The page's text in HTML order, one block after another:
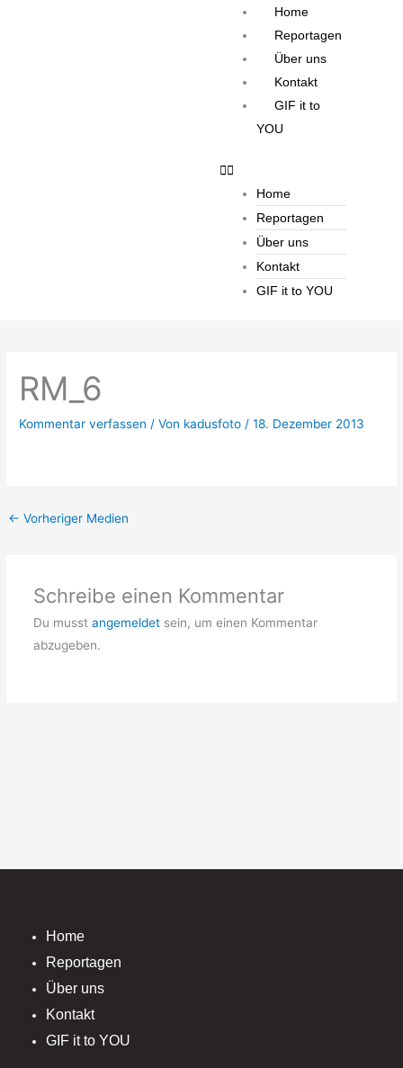
Home
Reportagen
Über uns
Kontakt
GIF it to
YOU
Home
Reportagen
Über uns
Kontakt
GIF it to YOU
RM_6
Kommentar verfassen / Von kadusfoto /18. Dezember 2013
← Vorheriger Medien
Schreibe einen Kommentar
Du musst angemeldetsein, um einen Kommentar
abzugeben.
Home
Reportagen
Über uns
Kontakt
GIF it to YOU